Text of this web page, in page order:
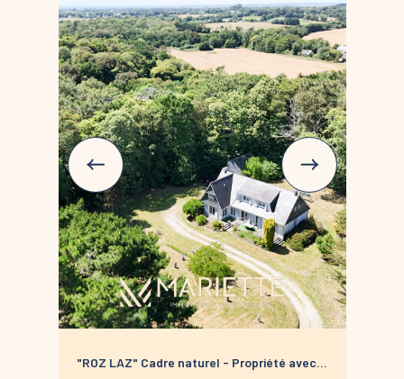
fleuris, les essences ornementales et les
perspectives verdoyantes composent un
environnement particulièrement agréable à
vivre au fil des saisons.
Baignée de lumière grâce à ses nombreuses
ouvertures sur le jardin, la maison offre une
atmosphère chaleureuse et accueillante,
pensée pour une vie familiale confortable. Son
entretien irréprochable et ses prestations de
qualité témoignent du soin constant apporté
à la propriété depuis sa construction.
À l'extérieur, chaque espace a été imaginé
pour profiter pleinement de cet
environnement préservé. Le terrain,
entièrement clos, dispose également d'un
potentiel piscinable et d'annexes
appréciables pour répondre aux besoins du
quotidien.
Une adresse discrète et recherchée, à moins
et proximité des services.
"ROZ LAZ" Cadre naturel - Propriété avec